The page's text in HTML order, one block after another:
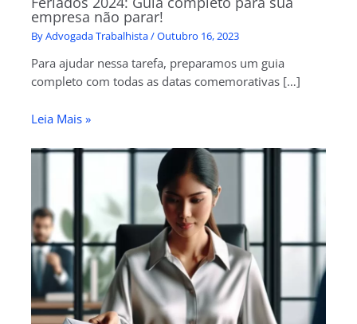
empresa não parar!
ByAdvogada Trabalhista/Outubro 16, 2023
Para ajudar nessa tarefa, preparamos um guia
completo com todas as datas comemorativas […]
Leia Mais »